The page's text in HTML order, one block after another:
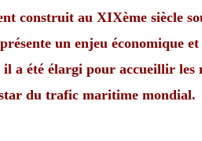
construit au XIXème siècle
un enjeu économique
a été élargi pour accueillir les
du trafic maritime mondial.